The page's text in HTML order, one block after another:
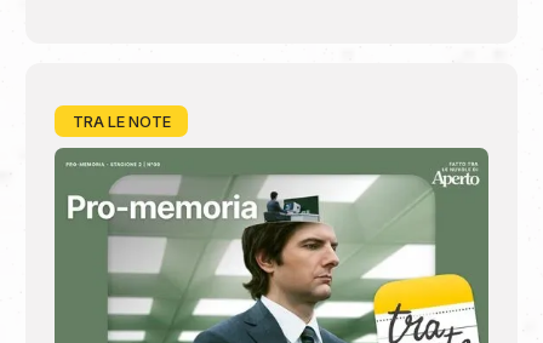
TRA LE NOTE